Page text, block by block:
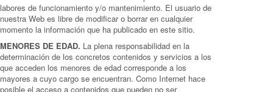
labores de funcionamiento y/o mantenimiento. El usuario de
nuestra Web es libre de modificar o borrar en cualquier
momento la información que ha publicado en este sitio.
MENORES DE EDAD. La plena responsabilidad en la
determinación de los concretos contenidos y servicios a los
que acceden los menores de edad corresponde a los
mayores a cuyo cargo se encuentran. Como Internet hace
posible el acceso a contenidos que pueden no ser